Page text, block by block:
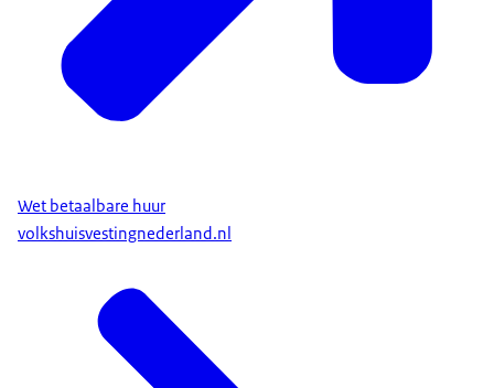
Wet betaalbare huur
volkshuisvestingnederland.nl